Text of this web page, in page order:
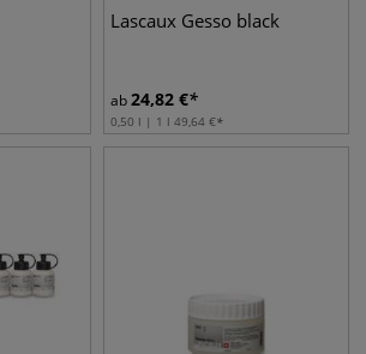
Lascaux Gesso black
ab24,82 €
0,50 l | 1 l 49,64 €